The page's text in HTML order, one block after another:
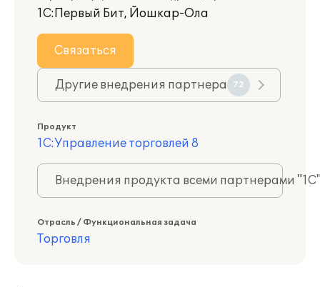
1С:Первый Бит, Йошкар-Ола
Связаться
Другие внедрения партнера 72
Продукт
1С:Управление торговлей 8
Внедрения продукта всеми партнерами
Отрасль / Функциональная задача
Торговля